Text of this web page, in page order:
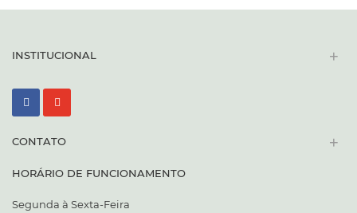
SOLICITAR ORÇAMENTO
INSTITUCIONAL +
CONTATO +
HORÁRIO DE FUNCIONAMENTO
Segunda à Sexta-Feira